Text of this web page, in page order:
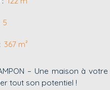
5
367 m²
– Une maison à votre
tout son potentiel !